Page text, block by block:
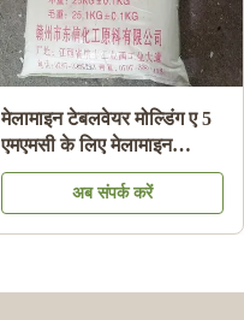
मेलामाइन टेबलवेयर मोल्डिंग ए 5
एमएमसी के लिए मेलामाइन
केमिकल मोल्डिंग राल सामग्री
अब संपर्क करें